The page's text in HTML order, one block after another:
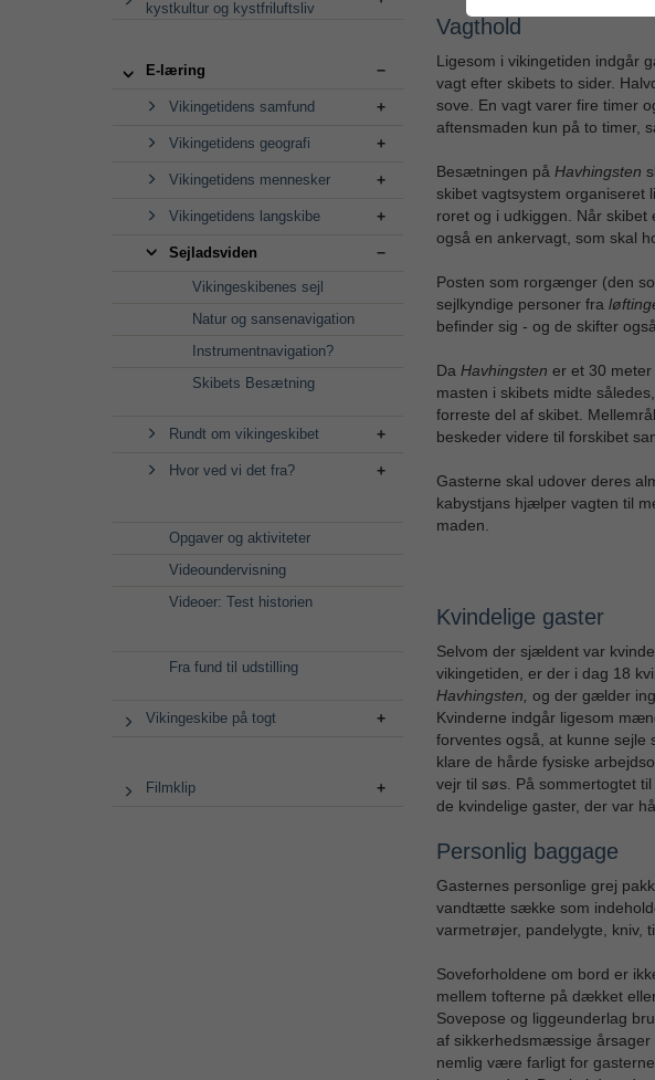
kystkultur og kystfriluftsliv
E-læring
Vikingetidens samfund
Vikingetidens geografi
Vikingetidens mennesker
Vikingetidens langskibe
Sejladsviden
Vikingeskibenes sejl
Natur og sansenavigation
Instrumentnavigation?
Skibets Besætning
Rundt om vikingeskibet
Hvor ved vi det fra?
Opgaver og aktiviteter
Videoundervisning
Videoer: Test historien
Fra fund til udstilling
Vikingeskibe på togt
Filmklip
Vagthold
Ligesom i vikingetiden indgår
vagt efter skibets to sider.
sove. En vagt varer fire timer
aftensmaden kun på to timer,
Besætningen på Havhingsten
skibet vagtsystem organiseret
roret og i udkiggen. Når
også en ankervagt, som skal
Posten som rorgænger (den
sejlkyndige personer fra
befinder sig - og de skifter
Da Havhingsten er et 30
masten i skibets midte
forreste del af skibet.
beskeder videre til forskibet
Gasterne skal udover deres
kabystjans hjælper vagten til
maden.
Kvindelige gaster
Selvom der sjældent var
vikingetiden, er der i dag 18
Havhingsten, og der gælder
Kvinderne indgår ligesom
forventes også, at kunne sejle
klare de hårde fysiske
vejr til søs. På sommertogtet
de kvindelige gaster, der var
Personlig baggage
Gasternes personlige grej
vandtætte sække som
varmetrøjer, pandelygte, kniv,
Soveforholdene om bord er
mellem tofterne på dækket
Sovepose og liggeunderlag
af sikkerhedsmæssige
nemlig være farligt for